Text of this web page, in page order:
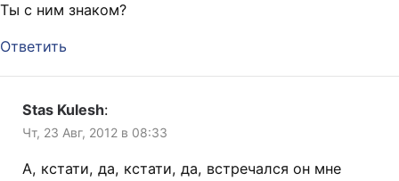
Ты с ним знаком?
Ответить
Stas Kulesh:
Чт, 23 Авг, 2012 в 08:33
А, кстати, да, кстати, да, встречался он мне